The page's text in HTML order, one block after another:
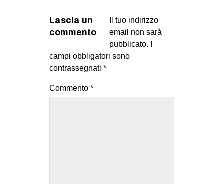
Lascia un
commento
Il tuo indirizzo
email non sarà
pubblicato.
campi obbligatori sono
contrassegnati *
Commento *